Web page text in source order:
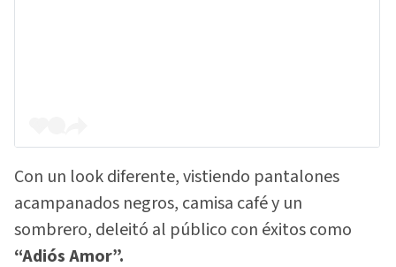
Con un look diferente, vistiendo pantalones
acampanados negros, camisa café y un
sombrero, deleitó al público con éxitos como
“Adiós Amor”.